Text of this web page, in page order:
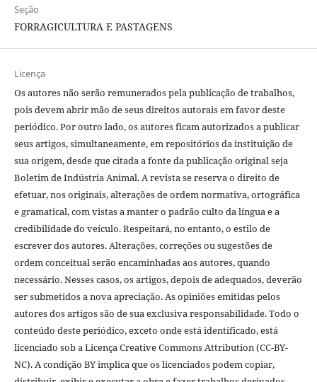
Seção
FORRAGICULTURA E PASTAGENS
Licença
Os autores não serão remunerados pela publicação de trabalhos,
pois devem abrir mão de seus direitos autorais em favor deste
periódico. Por outro lado, os autores ficam autorizados a publicar
seus artigos, simultaneamente, em repositórios da instituição de
sua origem, desde que citada a fonte da publicação original seja
Boletim de Indústria Animal. A revista se reserva o direito de
efetuar, nos originais, alterações de ordem normativa, ortográfica
e gramatical, com vistas a manter o padrão culto da língua e a
credibilidade do veículo. Respeitará, no entanto, o estilo de
escrever dos autores. Alterações, correções ou sugestões de
ordem conceitual serão encaminhadas aos autores, quando
necessário. Nesses casos, os artigos, depois de adequados, deverão
ser submetidos a nova apreciação. As opiniões emitidas pelos
autores dos artigos são de sua exclusiva responsabilidade. Todo o
conteúdo deste periódico, exceto onde está identificado, está
licenciado sob a Licença Creative Commons Attribution (CC-BY-
NC). A condição BY implica que os licenciados podem copiar,